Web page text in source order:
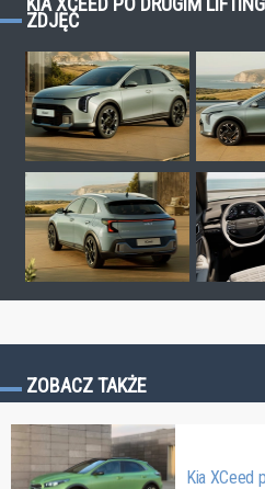
ZDJĘĆ
ZOBACZ TAKŻE
Kia XCeed